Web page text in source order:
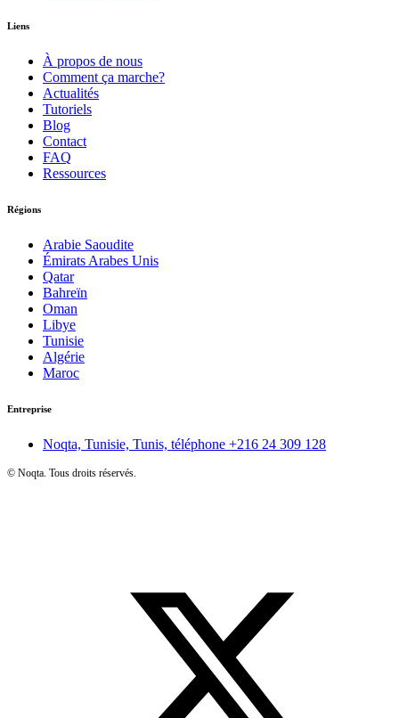
Liens
À propos de nous
Comment ça marche?
Actualités
Tutoriels
Blog
Contact
FAQ
Ressources
Régions
Arabie Saoudite
Émirats Arabes Unis
Qatar
Bahreïn
Oman
Libye
Tunisie
Algérie
Maroc
Entreprise
Noqta, Tunisie, Tunis, téléphone +216 24 309 128
© Noqta. Tous droits réservés.